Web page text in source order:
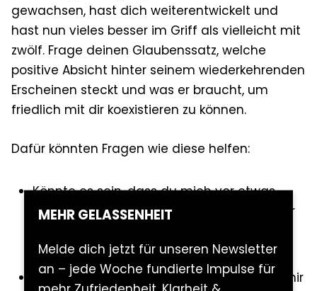
gewachsen, hast dich weiterentwickelt und
hast nun vieles besser im Griff als vielleicht mit
zwölf. Frage deinen Glaubenssatz, welche
positive Absicht hinter seinem wiederkehrenden
Erscheinen steckt und was er braucht, um
friedlich mit dir koexistieren zu können.
Dafür könnten Fragen wie diese helfen:
Könnte es sein, dass du mich vor etwas
beschützen möchtest, wie zum Beispiel vor
Ablehnungen?
In welchen Situationen hast du versucht mir
MEHR GELASSENHEIT
Melde dich jetzt für unseren Newsletter
an – jede Woche fundierte Impulse für